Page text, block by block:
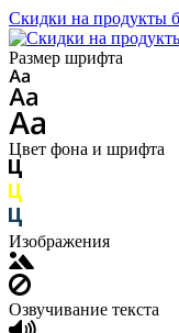
Скидки на продукты
Размер шрифта
Цвет фона и шрифта
Изображения
Озвучивание текста